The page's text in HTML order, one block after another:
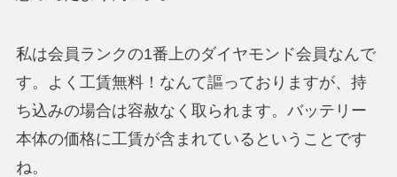
私は会員ランクの1番上のダイヤモンド会員なんで
す。よく工賃無料！なんて謳っておりますが、持
ち込みの場合は容赦なく取られます。バッテリー
本体の価格に工賃が含まれているということです
ね。